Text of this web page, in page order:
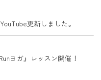
更新しました。
ヨガ』レッスン開催！